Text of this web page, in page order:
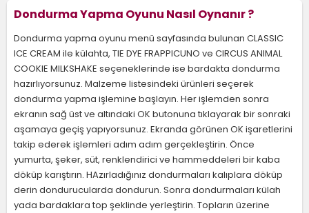
Dondurma Yapma Oyunu Nasıl Oynanır ?
Dondurma yapma oyunu menü sayfasında bulunan CLASSIC
ICE CREAM ile külahta, TIE DYE FRAPPICUNO ve CIRCUS ANIMAL
COOKIE MILKSHAKE seçeneklerinde ise bardakta dondurma
hazırlıyorsunuz. Malzeme listesindeki ürünleri seçerek
dondurma yapma işlemine başlayın. Her işlemden sonra
ekranın sağ üst ve altındaki OK butonuna tıklayarak bir sonraki
aşamaya geçiş yapıyorsunuz. Ekranda görünen OK işaretlerini
takip ederek işlemleri adım adım gerçekleştirin. Önce
yumurta, şeker, süt, renklendirici ve hammeddeleri bir kaba
döküp karıştırın. HAzırladığınız dondurmaları kalıplara döküp
derin dondurucularda dondurun. Sonra dondurmaları külah
yada bardaklara top şeklinde yerleştirin. Topların üzerine